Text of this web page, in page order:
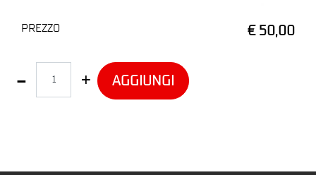
PREZZO € 50,00
AGGIUNGI